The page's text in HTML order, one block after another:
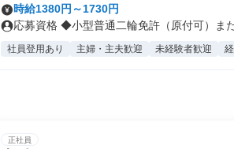
時給1380円～1730円
応募資格 ◆小型普通二輪免許（原付可）ま
社員登用あり 主婦・主夫歓迎 未経験者歓迎
正社員